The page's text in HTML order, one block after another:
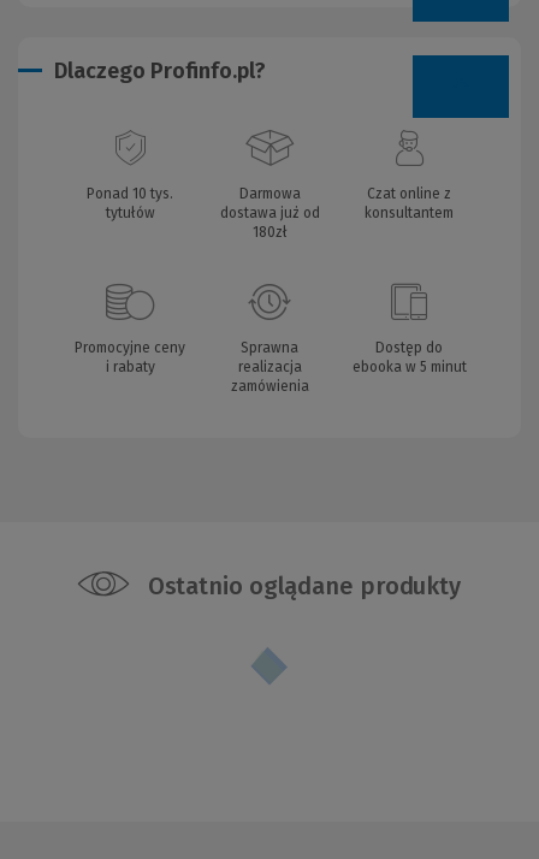
Dlaczego Profinfo.pl?
Ponad 10 tys.
tytułów
Darmowa
dostawa już od
180zł
Czat online z
konsultantem
Promocyjne ceny
i rabaty
Sprawna
realizacja
zamówienia
Dostęp do
ebooka w 5 minut
Ostatnio oglądane produkty